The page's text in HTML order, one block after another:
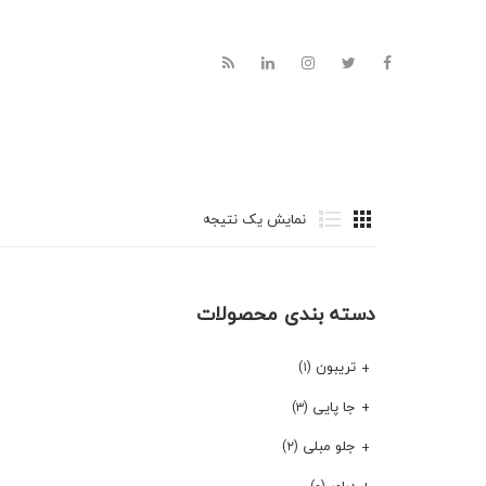
نمایش یک نتیجه
دسته بندی محصولات
تریبون (۱)
جا پایی (۳)
جلو مبلی (۲)